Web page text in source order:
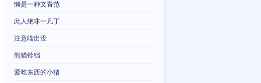
懒是一种文青范
此人绝非一凡丁
注意喵出没
熊猫铃铛
爱吃东西的小猪